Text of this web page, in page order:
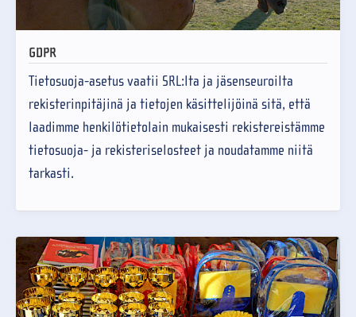
GDPR
Tietosuoja-asetus vaatii SRL:lta ja jäsenseuroilta
rekisterinpitäjinä ja tietojen käsittelijöinä sitä, että
laadimme henkilötietolain mukaisesti rekistereistämme
tietosuoja- ja rekisteriselosteet ja noudatamme niitä
tarkasti.